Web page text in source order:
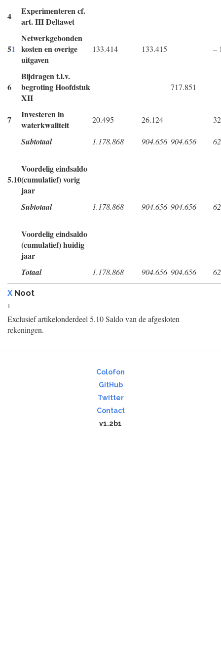
4
Experimenteren cf.
art. III Deltawet
51
Netwerkgebonden
kosten en overige
uitgaven
133.414 133.415 –
6
Bijdragen t.l.v.
begroting Hoofdstuk
XII
717.851
7
Investeren in
waterkwaliteit
20.495 26.124
Subtotaal 1.178.868 904.656 904.656
5.10
Voordelig eindsaldo
(cumulatief) vorig
jaar
Subtotaal 1.178.868 904.656 904.656
Voordelig eindsaldo
(cumulatief) huidig
jaar
Totaal 1.178.868 904.656 904.656
X Noot
1
Exclusief artikelonderdeel 5.10 Saldo van de afgesloten
rekeningen.
Colofon
GitHub
Twitter
Contact
v1.2b1